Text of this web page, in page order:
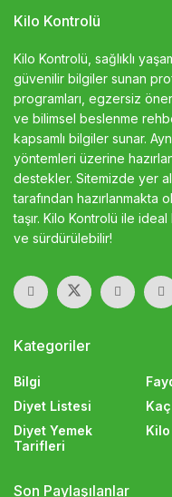
Kilo Kontrolü
Kilo Kontrolü, sağlıklı
güvenilir bilgiler sunan
programları, egzersiz
ve bilimsel beslenme
kapsamlı bilgiler sunar.
yöntemleri üzerine
destekler. Sitemizde yer
tarafından hazırlanmakta
taşır. Kilo Kontrolü ile
ve sürdürülebilir!
Kategoriler
Bilgi
Diyet Listesi
Diyet Yemek
Tarifleri
Son Paylaşılanlar